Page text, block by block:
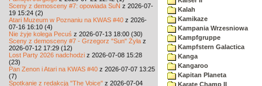
Sceny z demosceny #7: opowiada SuN z 2026-07-
19 15:24 (2)
Atari Muzeum w Poznaniu na KWAS #40 z 2026-
07-16 16:10 (4)
Nie żyje kolega Pecuś z 2026-07-13 18:00 (30)
Sceny z demosceny #7 - Grzegorz "Sun" Żyła z
2026-07-12 17:29 (12)
Lost Party 2026 nadchodzi z 2026-07-08 15:28
(23)
Pan Zenon i Atari na KWAS #40 z 2026-07-07 13:25
(7)
Spotkanie z redakcją "The Voice" z 2026-07-04
Kalah
Kamikaze
Kampania Wrzesniowa
Kampfgruppe
Kampfstern Galactica
Kanga
Kangaroo
Kapitan Planeta
Karate Champ II